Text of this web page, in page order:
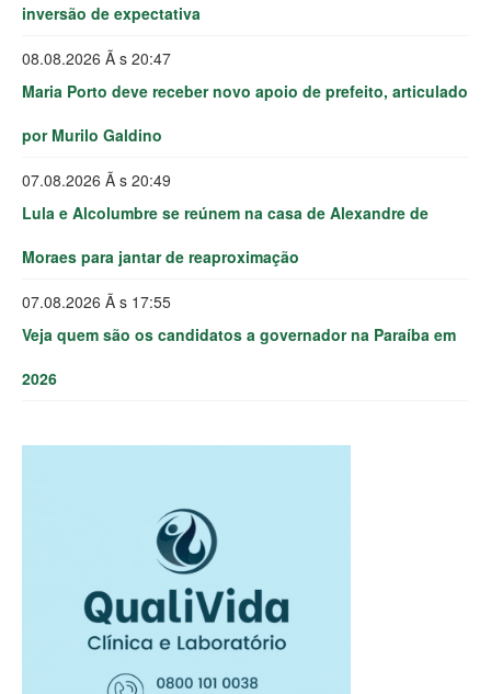
inversão de expectativa
08.08.2026 Ã s 20:47
Maria Porto deve receber novo apoio de prefeito, articulado
por Murilo Galdino
07.08.2026 Ã s 20:49
Lula e Alcolumbre se reúnem na casa de Alexandre de
Moraes para jantar de reaproximação
07.08.2026 Ã s 17:55
Veja quem são os candidatos a governador na Paraíba em
2026